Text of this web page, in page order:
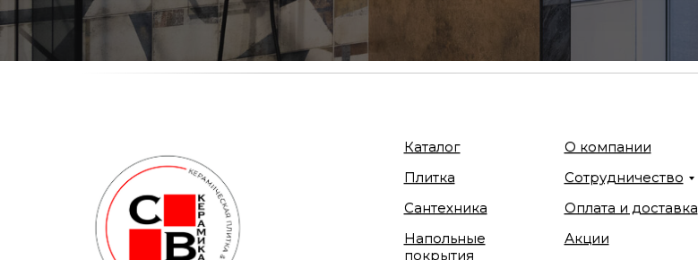
Каталог
Плитка
Сантехника
Напольные
покрытия
О компании
Сотрудничество
Оплата и доставка
Акции